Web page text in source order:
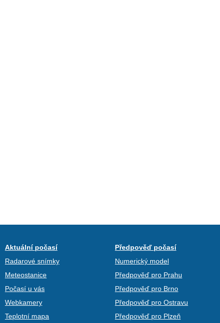
Aktuální počasí
Radarové snímky
Meteostanice
Počasí u vás
Webkamery
Teplotní mapa
Předpověď počasí
Numerický model
Předpověď pro Prahu
Předpověď pro Brno
Předpověď pro Ostravu
Předpověď pro Plzeň